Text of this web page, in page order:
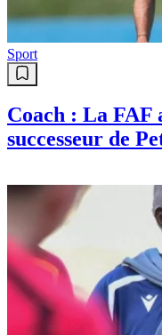
Sport
Coach : La FAF
successeur de